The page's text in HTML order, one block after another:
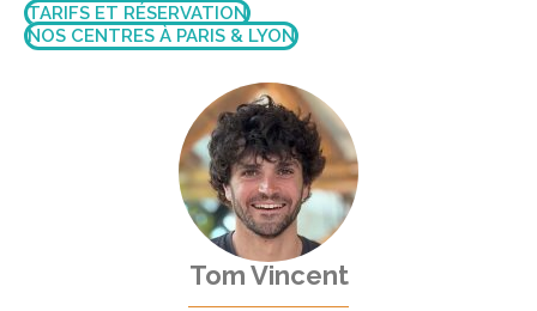
TARIFS ET RÉSERVATION
NOS CENTRES À PARIS & LYON
Tom Vincent